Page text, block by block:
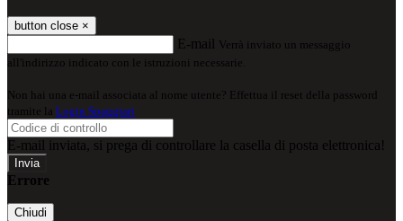
button close ×
E-mail Verrà inviato un messaggio
all'indirizzo indicato con le istruzioni necessarie.
Non hai una e-mail associata al nome utente? Effettua il reset della password
tramite la Login Spaggiari
E-mail inviata, si prega di controllare la casella di posta elettronica!
Errore
Chiudi